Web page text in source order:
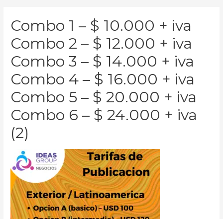
Combo 1 – $ 10.000 + iva
Combo 2 – $ 12.000 + iva
Combo 3 – $ 14.000 + iva
Combo 4 – $ 16.000 + iva
Combo 5 – $ 20.000 + iva
Combo 6 – $ 24.000 + iva
(2)